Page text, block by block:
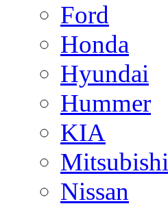
Ford
Honda
Hyundai
Hummer
KIA
Mitsubishi
Nissan